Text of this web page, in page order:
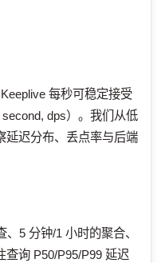
每秒可稳定接受
dps）。我们从低
延迟分布、丢点率与后端
5 分钟/1 小时的聚合、
查询 P50/P95/P99 延迟